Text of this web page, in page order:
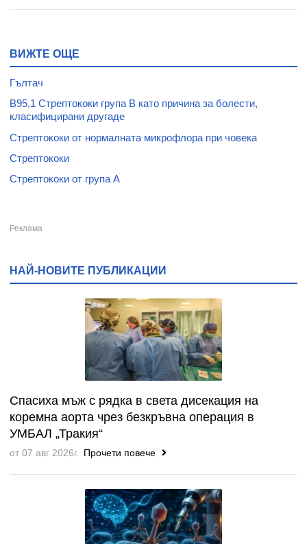
ВИЖТЕ ОЩЕ
Гълтач
B95.1 Стрептококи група В като причина за болести,
класифицирани другаде
Стрептококи от нормалната микрофлора при човека
Стрептококи
Стрептококи от група А
НАЙ-НОВИТЕ ПУБЛИКАЦИИ
Спасиха мъж с рядка в света дисекация на
коремна аорта чрез безкръвна операция в
УМБАЛ „Тракия“
от 07 авг 2026г. Прочети повече